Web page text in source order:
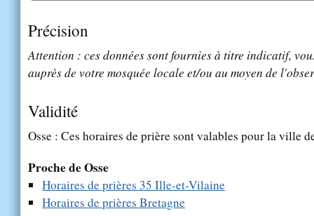
Précision
Attention : ces données sont fournies à titre indicatif,
auprès de votre mosquée locale et/ou au moyen de
Validité
Osse : Ces horaires de prière sont valables pour la ville
Proche de Osse
Horaires de prières 35 Ille-et-Vilaine
Horaires de prières Bretagne